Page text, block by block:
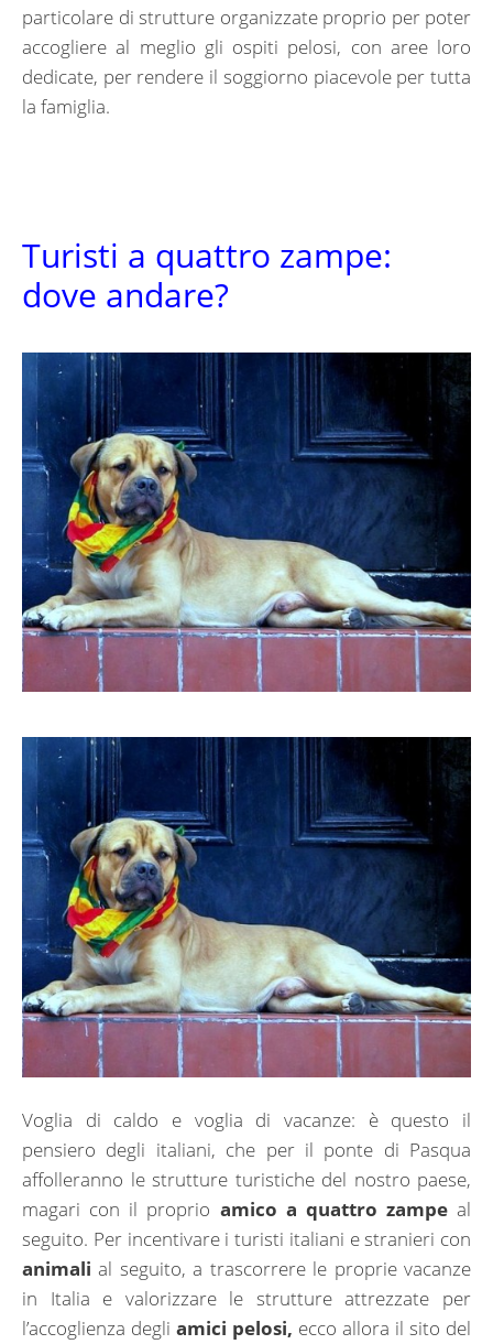
particolare di strutture organizzate proprio per poter
accogliere al meglio gli ospiti pelosi, con aree loro
dedicate, per rendere il soggiorno piacevole per tutta
la famiglia.
Turisti a quattro zampe:
dove andare?
Voglia di caldo e voglia di vacanze: è questo il
pensiero degli italiani, che per il ponte di Pasqua
affolleranno le strutture turistiche del nostro paese,
magari con il proprio amico a quattro zampeal
seguito. Per incentivare i turisti italiani e stranieri con
animali al seguito, a trascorrere le proprie vacanze
in Italia e valorizzare le strutture attrezzate per
l’accoglienza degli amici pelosi, ecco allora il sito del